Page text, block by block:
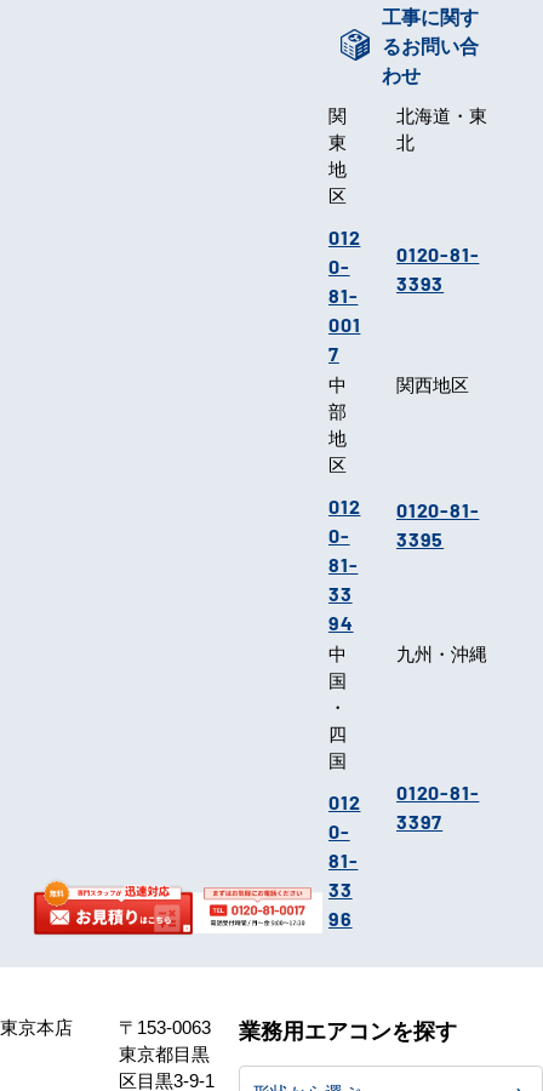
工事に関す
るお問い合
わせ
関
東
地
区
012
0-
81-
001
7
北海道・東
北
0120-81-
3393
中
部
地
区
012
0-
81-
33
94
関西地区
0120-81-
3395
中
国
・
四
国
012
0-
81-
33
96
九州・沖縄
0120-81-
3397
東京本店
〒153-0063
東京都目黒
区目黒3-9-1
業務用エアコンを探す